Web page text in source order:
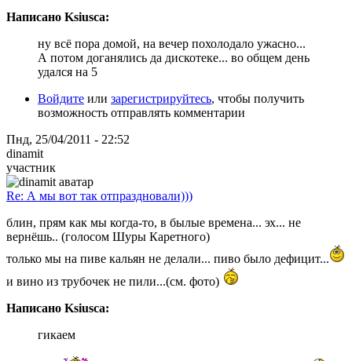
Написано Ksiusca:
ну всё пора домой, на вечер похолодало ужасно...
А потом доганялись да дискотеке... во общем день
удался на 5
Войдите или зарегистрируйтесь, чтобы получить
возможность отправлять комментарии
Пнд, 25/04/2011 - 22:52
dinamit
участник
Re: А мы вот так отпраздновали)))
блин, прям как мы когда-то, в былые времена... эх... не
вернёшь.. (голосом Шуры Каретного)
только мы на пиве кальян не делали... пиво было дефицит...
и вино из трубочек не пили...(см. фото)
Написано Ksiusca:
гикаем